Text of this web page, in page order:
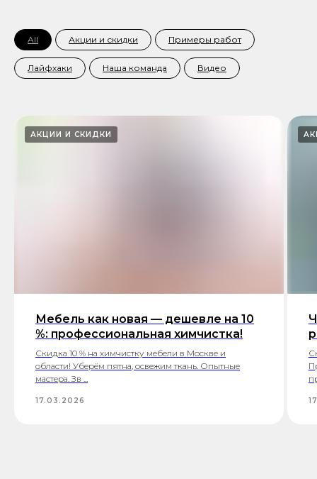
All Акции и скидки Примеры работ
Лайфхаки Наша команда Видео
АКЦИИ И СКИДКИ
Мебель как новая — дешевле на 10
%: профессиональная химчистка!
Скидка 10 % на химчистку мебели в Москве и
области! Уберём пятна, освежим ткань. Опытные
мастера. Зв ...
17.03.2026